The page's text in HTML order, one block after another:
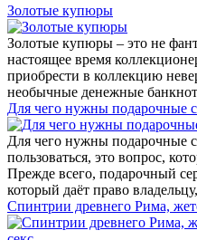
Золотые купюры
Золотые купюры – это не
настоящее время
приобрести в коллекцию
необычные денежные
​Для чего нужны подарочные
Для чего нужны подарочные
пользоваться, это вопрос,
Прежде всего, подарочный
который даёт право
Спинтрии древнего Рима,